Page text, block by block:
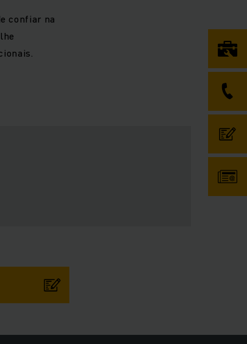
confiar na